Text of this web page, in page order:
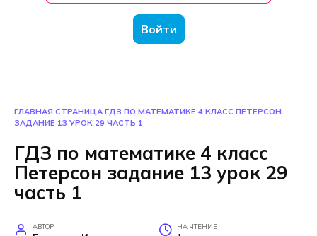
Войти
ГЛАВНАЯ СТРАНИЦА ГДЗ ПО МАТЕМАТИКЕ 4 КЛАСС ПЕТЕРСОН
ЗАДАНИЕ 13 УРОК 29 ЧАСТЬ 1
ГДЗ по математике 4 класс
Петерсон задание 13 урок 29
часть 1
АВТОР НА ЧТЕНИЕ